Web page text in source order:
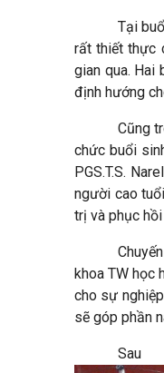
Tại
rất thiết thực
gian qua. Hai
định hướng
Cũng
chức buổi
PGS.T.S.
người cao
trị và phục
khoa TW học
cho sự
sẽ góp phần